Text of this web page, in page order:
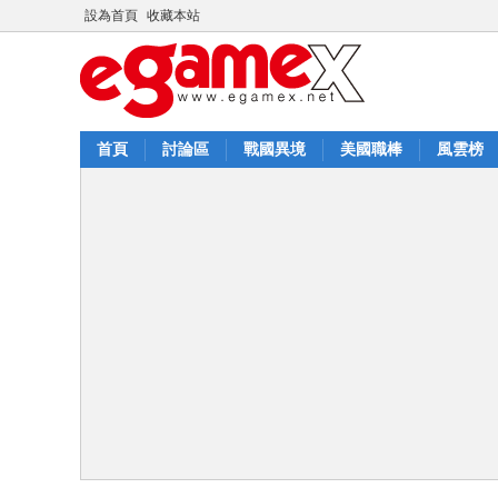
設為首頁 收藏本站
首頁 討論區 戰國異境 美國職棒 風雲榜